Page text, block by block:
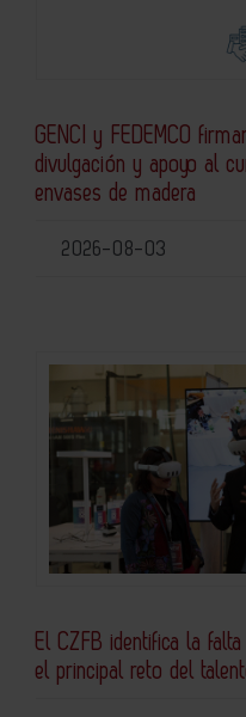
GENCI y FEDEMCO
divulgación y apoyo al
envases de madera
2026-08-03
El CZFB identifica la
el principal reto del